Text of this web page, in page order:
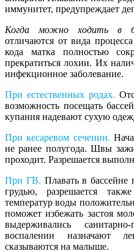
иммунитет, предупреждает
Когда можно ходить в
отличаются от вида
кода матка полностью
прекратиться лохии. Их
инфекционное заболевание.
При естественных родах.
возможность посещать
купания надевают сухую
При кесаревом сечении.
не ранее полугода. Швы
проходит. Разрешается
При ГВ. Плавать в бассейне
грудью, разрешается
температур воды
поможет избежать застоя
выдерживались
воспалении назначают
сказываются на малыше.